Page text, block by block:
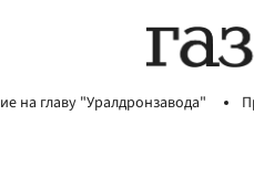
на главу "Уралдронзавода"